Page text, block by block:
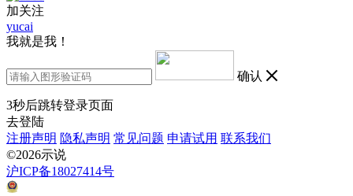
加关注
yucai
我就是我！
确认
3秒后跳转登录页面
去登陆
注册声明 隐私声明 常见问题 申请试用 联系我们
©2026示说
沪ICP备18027414号